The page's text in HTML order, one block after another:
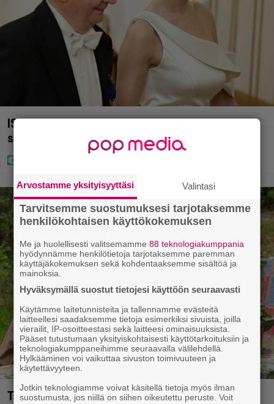
IS: Hjalliksen ja Jasminen häissä suomalainen
supertähti
Tänään tv:ssä: Koskettava kotimainen elokuva
Arvostamme yksityisyyttäsi Valintasi
Tarvitsemme suostumuksesi tarjotaksemme
henkilökohtaisen käyttökokemuksen
Me ja huolellisesti valitsemamme88 teknologiakumppania
hyödynnämme henkilötietoja tarjotaksemme paremman
käyttäjäkokemuksen sekä kohdentaaksemme sisältöä ja
mainoksia.
Hyväksymällä suostut tietojesi käyttöön seuraavasti
Käytämme laitetunnisteita ja tallennamme evästeitä
laitteellesi saadaksemme tietoja esimerkiksi sivuista, joilla
vierailit, IP-osoitteestasi sekä laitteesi ominaisuuksista.
Pääset tutustumaan yksityiskohtaisesti käyttötarkoituksiin ja
teknologiakumppaneihimme seuraavalla välilehdellä.
Hylkääminen voi vaikuttaa sivuston toimivuuteen ja
käytettävyyteen.
Jotkin teknologiamme voivat käsitellä tietoja myös ilman
suostumusta, jos niillä on siihen oikeutettu peruste. Voit